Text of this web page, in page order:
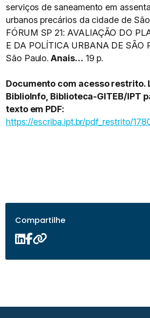
serviços de saneamento em
urbanos precários da cidade de
FÓRUM SP 21: AVALIAÇÃO DO
E DA POLÍTICA URBANA DE SÃO
São Paulo. Anais… 19 p.
Documento com acesso restrito.
BiblioInfo, Biblioteca-GITEB/IPT
texto em PDF:
https://escriba.ipt.br/pdf_restrito/
Compartilhe